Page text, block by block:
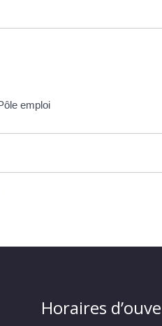
emploi
Horaires